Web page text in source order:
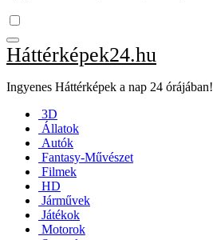
Háttérképek24.hu
Ingyenes Háttérképek a nap 24 órájában!
3D
Állatok
Autók
Fantasy-Művészet
Filmek
HD
Járművek
Játékok
Motorok